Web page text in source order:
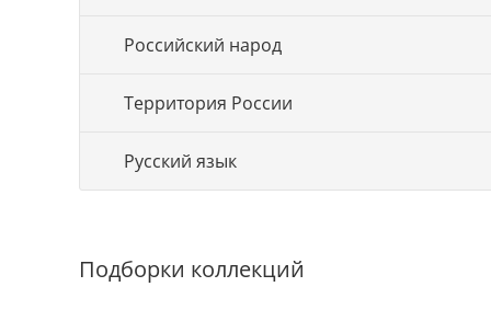
Российский народ
Территория России
Русский язык
Подборки коллекций